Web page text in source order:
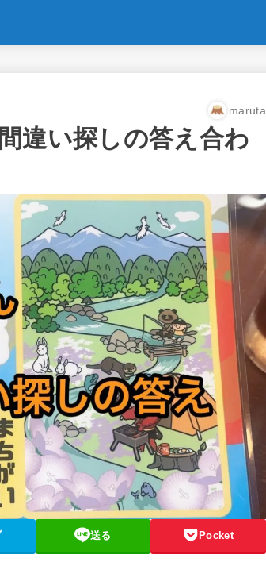
maruta
違い探しの答え合わ
送る Pocket